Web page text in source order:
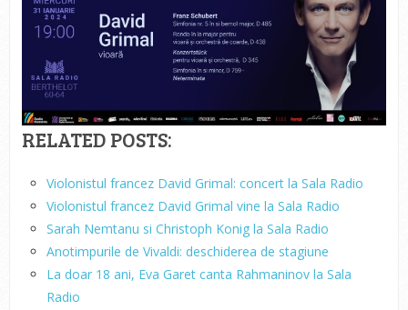
RELATED POSTS:
Violonistul francez David Grimal: concert la Sala Radio
Violonistul francez David Grimal vine la Sala Radio
Sarah Nemtanu si Christoph Konig la Sala Radio
Anotimpurile de Vivaldi: deschiderea de stagiune
La doar 18 ani, Eva Garet canta Rahmaninov la Sala
Radio